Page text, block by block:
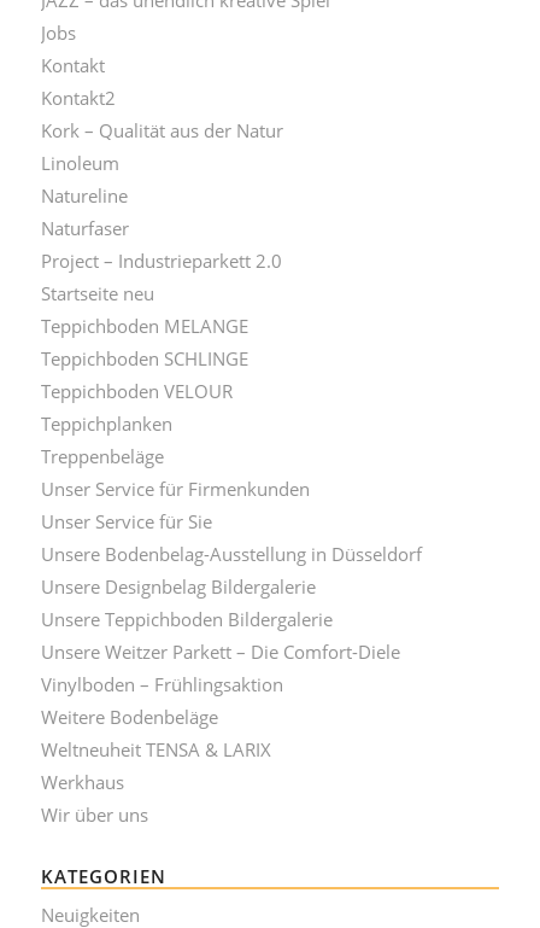
Jobs
Kontakt
Kontakt2
Kork – Qualität aus der Natur
Linoleum
Natureline
Naturfaser
Project – Industrieparkett 2.0
Startseite neu
Teppichboden MELANGE
Teppichboden SCHLINGE
Teppichboden VELOUR
Teppichplanken
Treppenbeläge
Unser Service für Firmenkunden
Unser Service für Sie
Unsere Bodenbelag-Ausstellung in Düsseldorf
Unsere Designbelag Bildergalerie
Unsere Teppichboden Bildergalerie
Unsere Weitzer Parkett – Die Comfort-Diele
Vinylboden – Frühlingsaktion
Weitere Bodenbeläge
Weltneuheit TENSA & LARIX
Werkhaus
Wir über uns
KATEGORIEN
Neuigkeiten